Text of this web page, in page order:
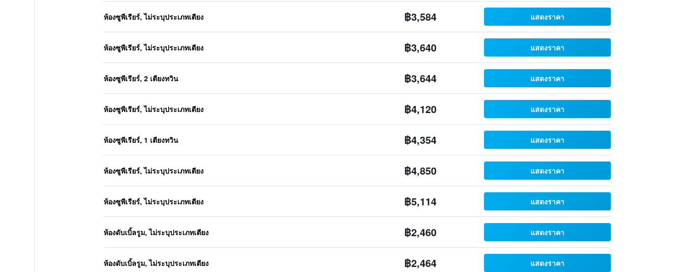
ห้องซูพีเรียร์, ไม่ระบุประเภทเตียง ฿3,584 แสดงราคา
ห้องซูพีเรียร์, ไม่ระบุประเภทเตียง ฿3,640 แสดงราคา
ห้องซูพีเรียร์, 2 เตียงทวิน ฿3,644 แสดงราคา
ห้องซูพีเรียร์, ไม่ระบุประเภทเตียง ฿4,120 แสดงราคา
ห้องซูพีเรียร์, 1 เตียงทวิน ฿4,354 แสดงราคา
ห้องซูพีเรียร์, ไม่ระบุประเภทเตียง ฿4,850 แสดงราคา
ห้องซูพีเรียร์, ไม่ระบุประเภทเตียง ฿5,114 แสดงราคา
ห้องดับเบิ้ลรูม, ไม่ระบุประเภทเตียง ฿2,460 แสดงราคา
ห้องดับเบิ้ลรูม, ไม่ระบุประเภทเตียง ฿2,464 แสดงราคา